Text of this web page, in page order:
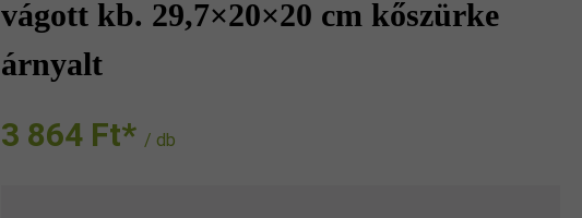
vágott kb. 29,7×20×20 cm kőszürke
árnyalt
3 864 Ft‎‎‎*/ db